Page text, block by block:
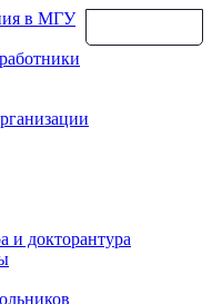
в МГУ
и докторантура